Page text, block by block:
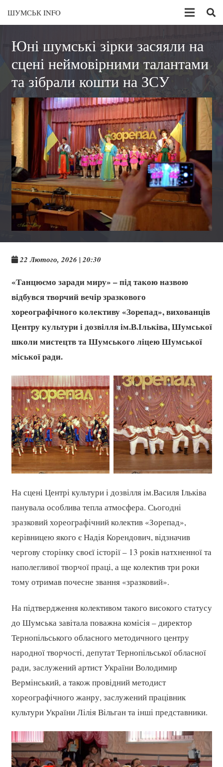
ШУМСЬК INFO
Юні шумські зірки засяяли на
сцені неймовірними талантами
та зібрали кошти на ЗСУ
22 Лютого, 2026 | 20:30
«Танцюємо заради миру» – під такою назвою
відбувся творчий вечір зразкового
хореографічного колективу «Зорепад», вихованців
Центру культури і дозвілля ім.В.Ільківа, Шумської
школи мистецтв та Шумського ліцею Шумської
міської ради.
На сцені Центрі культури і дозвілля ім.Василя Ільківа
панувала особлива тепла атмосфера. Сьогодні
зразковий хореографічний колектив «Зорепад»,
керівницею якого є Надія Корендович, відзначив
чергову сторінку своєї історії – 13 років натхненної та
наполегливої творчої праці, а ще колектив три роки
тому отримав почесне звання «зразковий».
На підтвердження колективом такого високого статусу
до Шумська завітала поважна комісія – директор
Тернопільського обласного методичного центру
народної творчості, депутат Тернопільської обласної
ради, заслужений артист України Володимир
Вермінський, а також провідний методист
хореографічного жанру, заслужений працівник
культури України Лілія Вільган та інші представники.